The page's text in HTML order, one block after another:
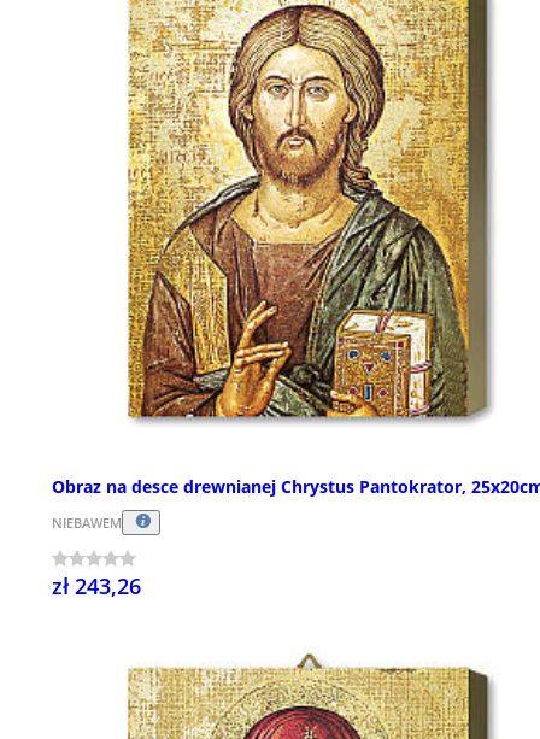
Obraz na desce drewnianej Chrystus Pantokrator,
NIEBAWEM
zł 243,26